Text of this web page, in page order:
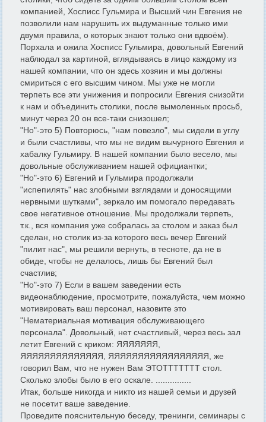
компанией, Хосписс Гульмира и Высший чин Евгения не
позволили нам нарушить их выдуманные только ими
двумя правила, о которых знают только они вдвоём).
Порхала и ожила Хосписс Гульмира, довольный Евгений
наблюдал за картиной, вглядываясь в лицо каждому из
нашей компании, что он здесь хозяин и мы должны
смириться с его высшим чином. Мы уже не могли
терпеть все эти унижения и попросили Евгения снизойти
к нам и объединить столики, после вымоленных просьб,
минут через 20 он все-таки снизошел;
"Но"-это 5) Повторюсь, "нам повезло", мы сидели в углу
и были счастливы, что мы не видим вычурного Евгения и
хабалку Гульмиру. В нашей компании было весело, мы
довольные обслуживанием нашей официантки;
"Но"-это 6) Евгений и Гульмира продолжали
"испепилять" нас злобными взглядами и доносящими
нервными шутками", зеркало им помогало передавать
свое негативное отношение. Мы продолжали терпеть,
т.к., вся компания уже собралась за столом и заказ был
сделан, но столик из-за которого весь вечер Евгений
"пилит нас", мы решили вернуть, в тесноте, да не в
обиде, чтобы не делалось, лишь бы Евгений был
счастлив;
"Но"-это 7) Если в вашем заведении есть
видеонаблюдение, просмотрите, пожалуйста, чем можно
мотивировать ваш персонал, назовите это
"Нематериальная мотивация обслуживающего
персонала". Довольный, нет счастливый, через весь зал
летит Евгений с криком: ЯЯЯЯЯЯЯ,
ЯЯЯЯЯЯЯЯЯЯЯЯЯЯ, ЯЯЯЯЯЯЯЯЯЯЯЯЯЯЯЯЯ, же
говорил Вам, что не нужен Вам ЭТОТТТТТТТ стол.
Сколько злобы было в его оскале. ...............
Итак, больше никогда и никто из нашей семьи и друзей
не посетит ваше заведение.
Проведите пояснительную беседу, тренинги, семинары с